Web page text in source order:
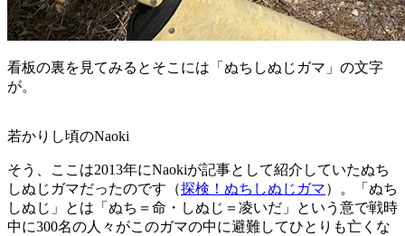
看板の裏を見てみるとそこには「ぬちしぬじガマ」の文字
が。
若かりし頃のNaoki
そう、ここは2013年にNaokiが記事として紹介していたぬち
しぬじガマだったのです（探検！ぬちしぬじガマ）。「ぬち
しぬじ」とは「ぬち＝命・しぬじ＝凌いだ」という意で戦時
中に300名の人々がこのガマの中に避難してひとりも亡くな